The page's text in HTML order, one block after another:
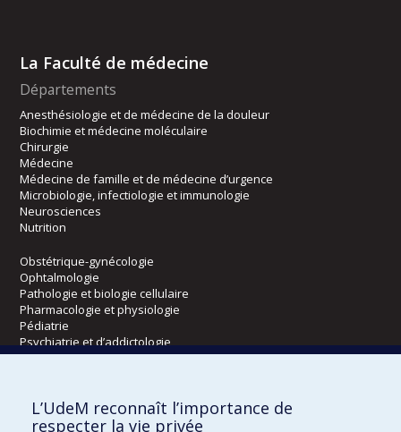
La Faculté de médecine
Départements
Anesthésiologie et de médecine de la douleur
Biochimie et médecine moléculaire
Chirurgie
Médecine
Médecine de famille et de médecine d’urgence
Microbiologie, infectiologie et immunologie
Neurosciences
Nutrition
Obstétrique-gynécologie
Ophtalmologie
Pathologie et biologie cellulaire
Pharmacologie et physiologie
Pédiatrie
Psychiatrie et d’addictologie
Radiologie, radio-oncologie et médecine nucléaire
Écoles
L’UdeM reconnaît l’importance de
respecter la vie privée